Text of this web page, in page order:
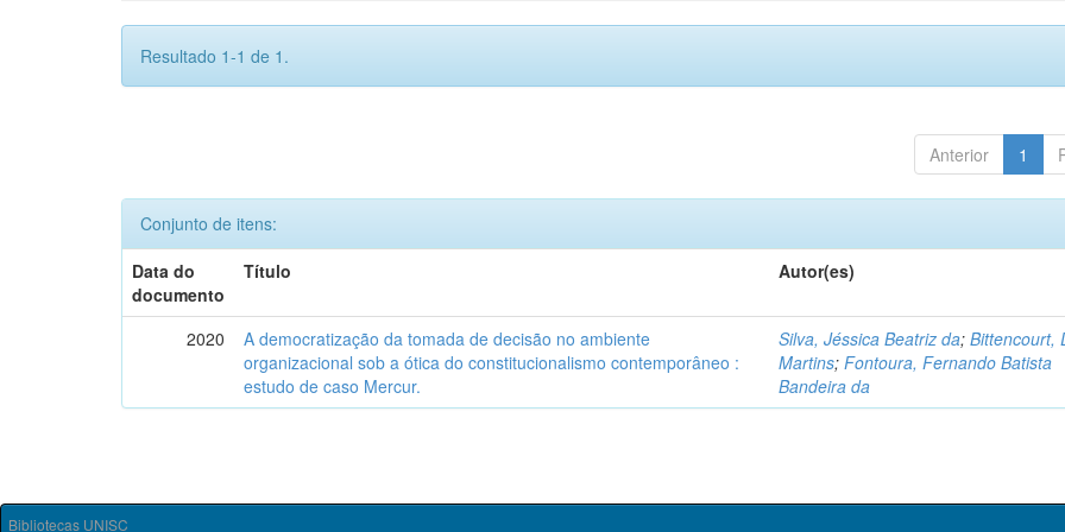
Resultado 1-1 de 1.
Anterior 1
Conjunto de itens:
Data do
documento
Título Autor(es)
2020
A democratização da tomada de decisão no ambiente
organizacional sob a ótica do constitucionalismo contemporâneo :
estudo de caso Mercur.
Silva, Jéssica Beatriz da;Bittencourt,
Martins;Fontoura, Fernando Batista
Bandeira da
Bibliotecas UNISC